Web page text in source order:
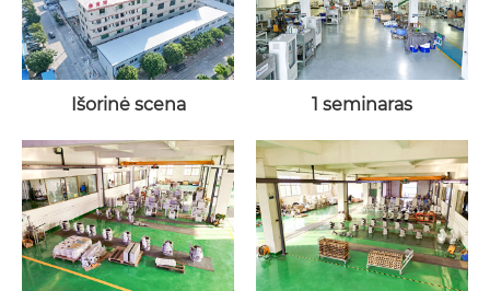
Išorinė scena 1 seminaras